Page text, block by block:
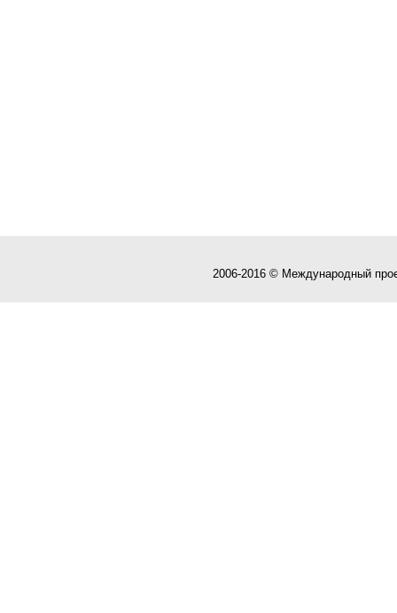
2006-2016 © Международный